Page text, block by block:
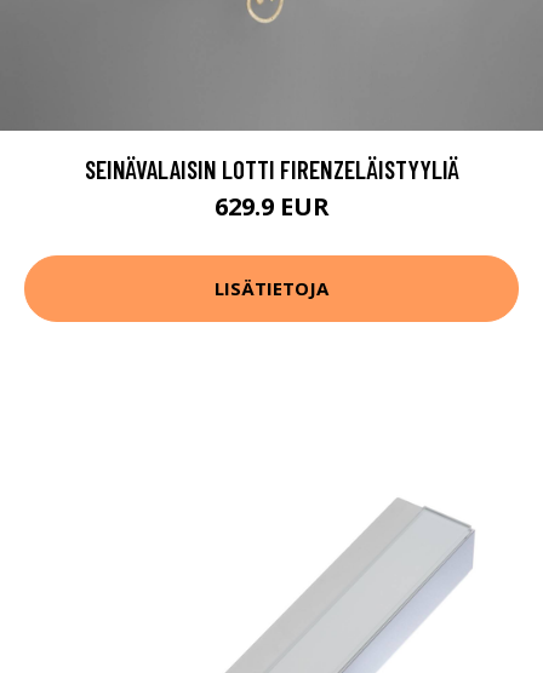
SEINÄVALAISIN LOTTI FIRENZELÄISTYYLIÄ
629.9 EUR
LISÄTIETOJA